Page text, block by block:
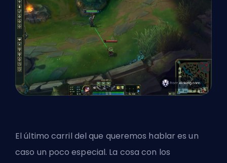
El último carril del que queremos hablar es un
caso un poco especial. La cosa con los